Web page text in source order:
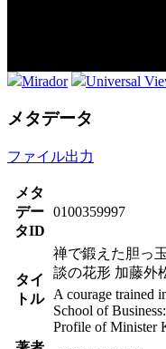
Mirador Universal
メタデータ
ファイル出力
メタ
デー
タID
0100359997
タイ
トル
禅で鍛えた胆っ
談の花形 加藤外
A courage trained
School of
Profile of Minister